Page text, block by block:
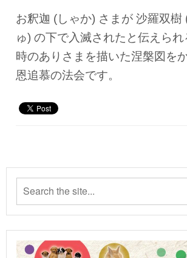
お釈迦 (しゃか) さまが 沙羅双樹
ゅ) の下で入滅されたと伝えら
時のありさまを描いた涅槃図を
恩追慕の法会です。